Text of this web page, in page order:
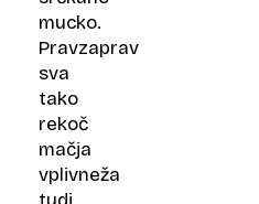
mucko.
Pravzaprav
sva
tako
rekoč
mačja
vplivneža